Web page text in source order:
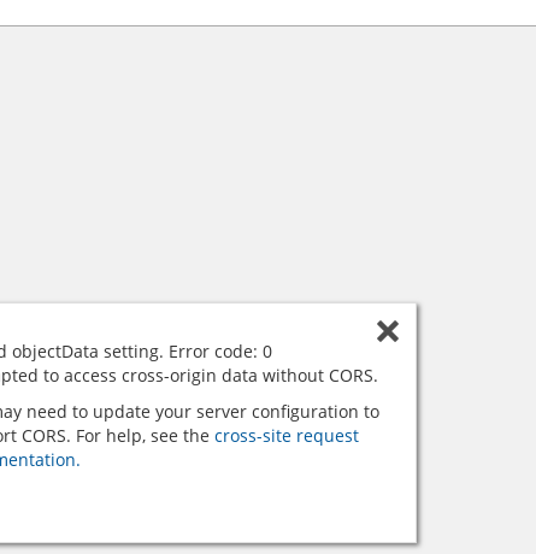
objectData setting. Error code: 0
to access cross-origin data without CORS.
need to update your server configuration to
CORS. For help, see the cross-site request